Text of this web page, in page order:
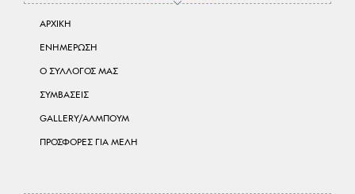
ΑΡΧΙΚΗ
ΕΝΗΜΕΡΩΣΗ
Ο ΣΥΛΛΟΓΟΣ ΜΑΣ
ΣΥΜΒΑΣΕΙΣ
GALLERY/ΑΛΜΠΟΥΜ
ΠΡΟΣΦΟΡΕΣ ΓΙΑ ΜΕΛΗ